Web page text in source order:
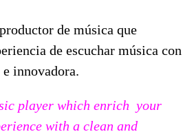
de música que
de escuchar música con
innovadora.
player which enrich your
with a clean and